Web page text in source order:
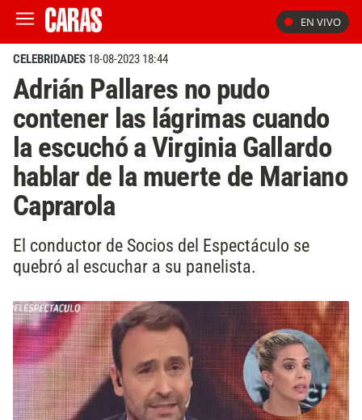
EN VIVO
CELEBRIDADES 18-08-2023 18:44
Adrián Pallares no pudo
contener las lágrimas cuando
la escuchó a Virginia Gallardo
hablar de la muerte de Mariano
Caprarola
El conductor de Socios del Espectáculo se
quebró al escuchar a su panelista.